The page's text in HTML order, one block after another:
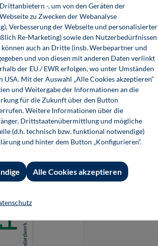
und Interaktionenim
Wissensabfragenmit
vervollständigt das
Seiten.
Code, der zum
-, um von den Geräten der
zu Zwecken der Webanalyse
Verbesserung der Webseite und personalisierter
Re-Marketing) sowie den Nutzerbedürfnissen
auch an Dritte (insb. Werbepartner und
und von diesen mit anderen Daten verlinkt
der EU / EWR erfolgen, wo unter Umständen
Mit der Auswahl „Alle Cookies akzeptieren“
und Weitergabe der Informationen an die
für die Zukunft über den Button
Weitere Informationen über die
Drittstaatenübermittlung und mögliche
(d.h. technisch bzw. funktional notwendige)
und hinter dem Button „Konfigurieren“.
Alle Cookies akzeptieren